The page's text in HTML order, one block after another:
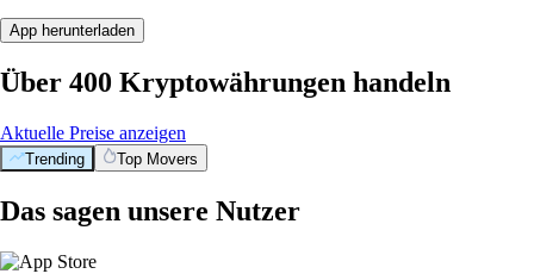
App herunterladen
Über 400 Kryptowährungen handeln
Aktuelle Preise anzeigen
Trending Top Movers
Das sagen unsere Nutzer